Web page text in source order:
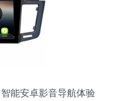
能安卓影音导航体验